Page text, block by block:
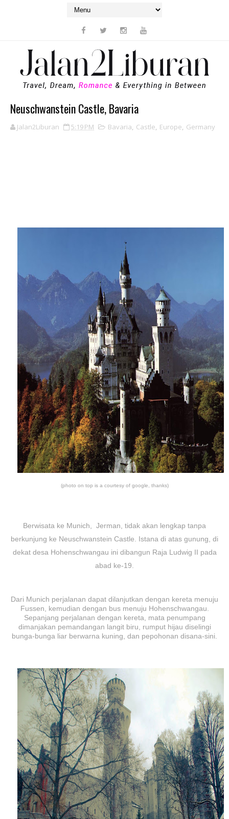
Neuschwanstein Castle, Bavaria
Jalan2Liburan 5:19 PM Bavaria, Castle, Europe, Germany
(photo on top is a courtesy of google, thanks)
Berwisata ke Munich, Jerman, tidak akan lengkap tanpa
berkunjung ke Neuschwanstein Castle. Istana di atas gunung, di
dekat desa Hohenschwangau ini dibangun Raja Ludwig II pada
abad ke-19.
Dari Munich perjalanan dapat dilanjutkan dengan kereta menuju
Fussen, kemudian dengan bus menuju Hohenschwangau.
Sepanjang perjalanan dengan kereta, mata penumpang
dimanjakan pemandangan langit biru, rumput hijau diselingi
bunga-bunga liar berwarna kuning, dan pepohonan disana-sini.